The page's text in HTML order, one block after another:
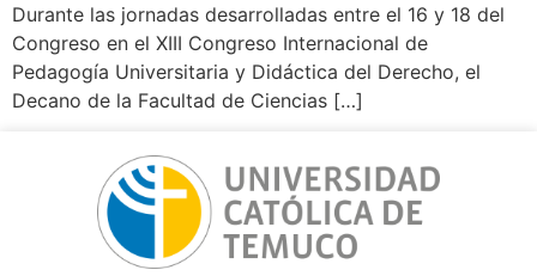
Durante las jornadas desarrolladas entre el 16 y 18 del
Congreso en el XIII Congreso Internacional de
Pedagogía Universitaria y Didáctica del Derecho, el
Decano de la Facultad de Ciencias […]